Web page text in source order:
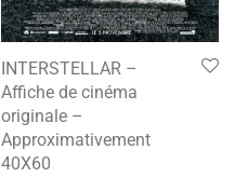
INTERSTELLAR –
Affiche de cinéma
originale –
Approximativement
40X60